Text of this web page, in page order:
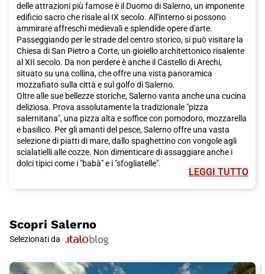
delle attrazioni più famose è il Duomo di Salerno, un imponente
edificio sacro che risale al IX secolo. All'interno si possono
ammirare affreschi medievali e splendide opere d'arte.
Passeggiando per le strade del centro storico, si può visitare la
Chiesa di San Pietro a Corte, un gioiello architettonico risalente
al XII secolo. Da non perdere è anche il Castello di Arechi,
situato su una collina, che offre una vista panoramica
mozzafiato sulla città e sul golfo di Salerno.
Oltre alle sue bellezze storiche, Salerno vanta anche una cucina
deliziosa. Prova assolutamente la tradizionale "pizza
salernitana", una pizza alta e soffice con pomodoro, mozzarella
e basilico. Per gli amanti del pesce, Salerno offre una vasta
selezione di piatti di mare, dallo spaghettino con vongole agli
scialatielli alle cozze. Non dimenticare di assaggiare anche i
dolci tipici come i "babà" e i "sfogliatelle".
Per completare il tuo viaggio a Salerno, non puoi perderti una
Amalfitana è semplicemente incantevole. Raggiungibile
facilmente da Salerno in treno Italo, potrai visitare le
meravigliose città di Amalfi e Positano, oppure fare una
costeggiano la costa.
LEGGI TUTTO
Scopri Salerno
Selezionati da